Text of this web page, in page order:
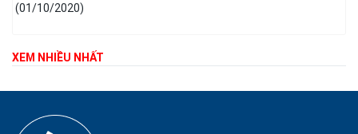
(01/10/2020)
XEM NHIỀU NHẤT